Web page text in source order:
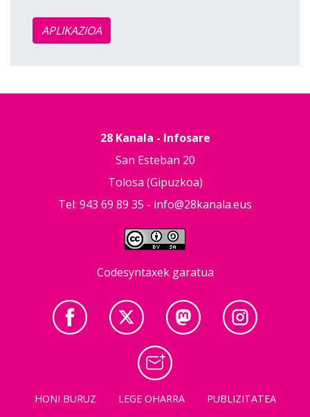
APLIKAZIOA
28 Kanala - Infosare
San Esteban 20
Tolosa (Gipuzkoa)
Tel: 943 69 89 35 - info@28kanala.eus
Codesyntaxek garatua
HONI BURUZ LEGE OHARRA PUBLIZITATEA